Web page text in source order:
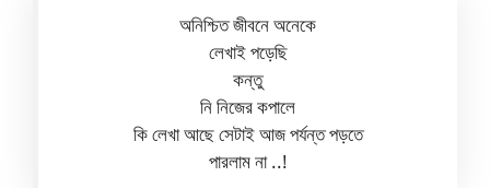
অনিশ্চিত জীবনে অনেকে
লেখাই পড়েছি
কন্তু
নি নিজের কপালে
কি লেখা আছে সেটাই আজ পর্যন্ত পড়তে
পারলাম না ..!